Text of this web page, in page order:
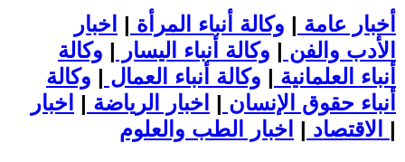
أخبار عامة | وكالة أنباء المرأة | اخبار
الأدب والفن | وكالة أنباء اليسار | وكالة
أنباء العلمانية | وكالة أنباء العمال | وكالة
أنباء حقوق الإنسان | اخبار الرياضة | اخبار
الاقتصاد | |